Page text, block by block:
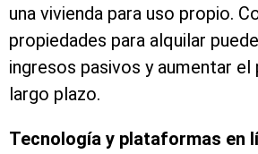
una vivienda para uso propio.
propiedades para alquilar
ingresos pasivos y aumentar
largo plazo.
Tecnología y plataformas en